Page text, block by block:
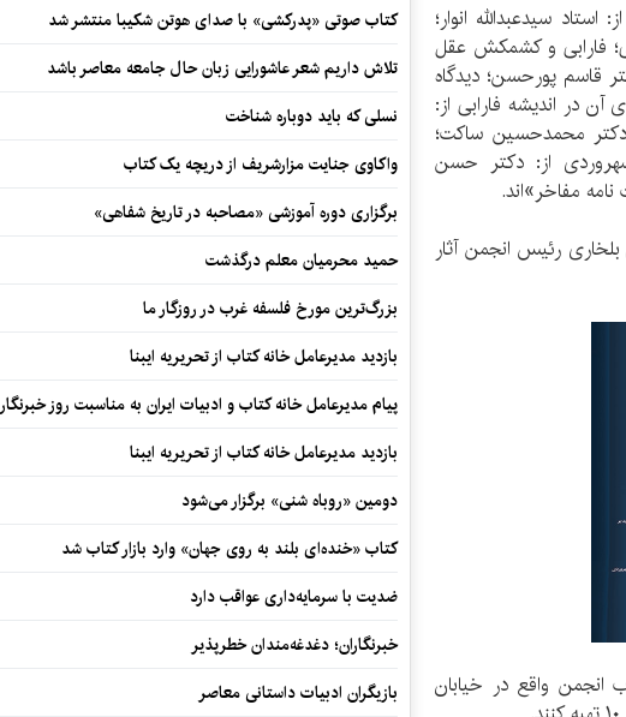
استاد سیدعبدالله انوار؛
فارابی و کشمکش عقل
قاسم پورحسن؛ دیدگاه
در اندیشه فارابی از:
محمدحسین ساکت؛
از: دکتر حسن
مفاخر»‌اند.
رئیس انجمن آثار
انجمن واقع در خیابان
کتاب صوتی «پدرکشی» با صدای هوتن شکیبا منتشر شد
تلاش داریم شعر عاشورایی زبان حال جامعه معاصر باشد
نسلی که باید دوباره شناخت
واکاوی جنایت مزارشریف از دریچه یک کتاب
برگزاری دوره آموزشی «مصاحبه در تاریخ شفاهی»
حمید محرمیان معلم درگذشت
بزرگ‌ترین مورخ فلسفه غرب در روزگار ما
بازدید مدیرعامل خانه کتاب از تحریریه ایبنا
پیام مدیرعامل خانه کتاب و ادبیات ایران به مناسبت روز خبرنگار
بازدید مدیرعامل خانه کتاب از تحریریه ایبنا
دومین «روباه شنی» برگزار می‌شود
کتاب «خنده‌ای بلند به روی جهان» وارد بازار کتاب شد
ضدیت با سرمایه‌داری عواقب دارد
خبرنگاران؛ دغدغه‌مندان خطرپذیر
بازیگران ادبیات داستانی معاصر